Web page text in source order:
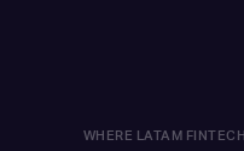
WHERE LATAM